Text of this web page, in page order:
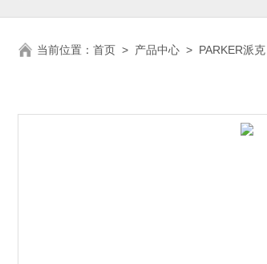
当前位置： 首页 > 产品中心 > PARKER派克